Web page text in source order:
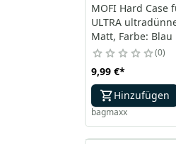
MOFI Hard Case
ULTRA
Matt, Farbe: Blau
0
9,99 €*
Hinzufügen
bagmaxx